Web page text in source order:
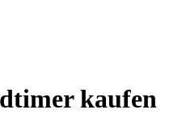
kaufen